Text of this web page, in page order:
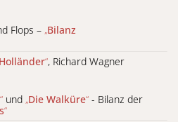
Flops – „Bilanz
“, Richard Wagner
“ und „Die Walküre“ - Bilanz der
“